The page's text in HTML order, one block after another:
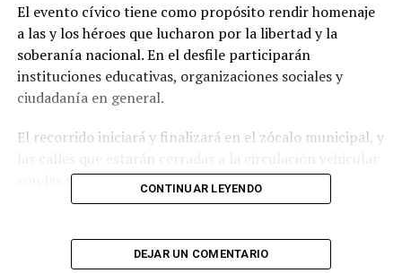
El evento cívico tiene como propósito rendir homenaje
a las y los héroes que lucharon por la libertad y la
soberanía nacional. En el desfile participarán
instituciones educativas, organizaciones sociales y
ciudadanía en general.
El recorrido iniciará y finalizará en el zócalo municipal, y
son las siguientes: CONTINUAR LEYENDO
DEJAR UN COMENTARIO